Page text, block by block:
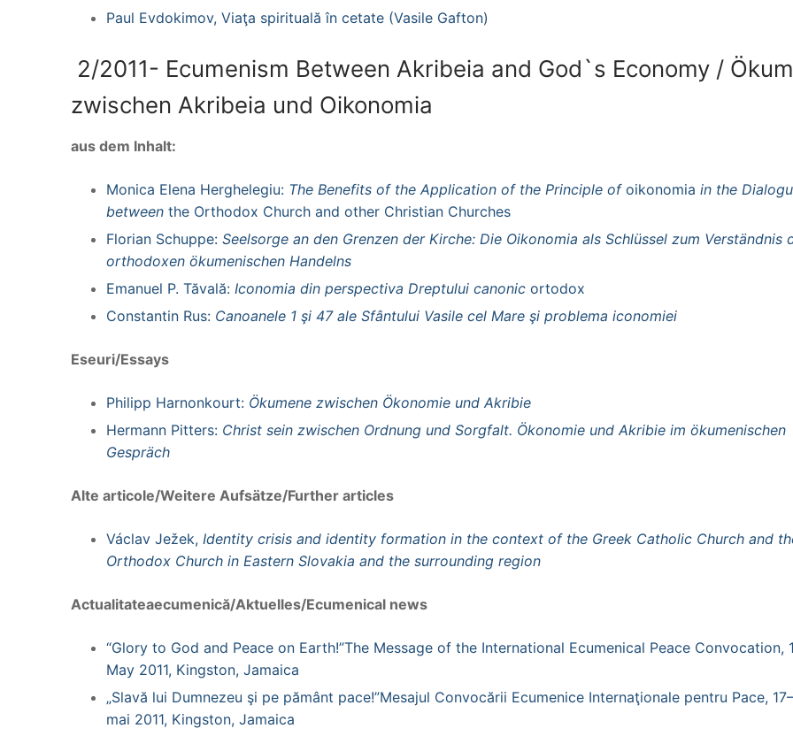
Paul Evdokimov, Viaţa spirituală în cetate (Vasile Gafton)
2/2011- Ecumenism Between Akribeia and God`s Economy /
zwischen Akribeia und Oikonomia
aus dem Inhalt:
Monica Elena Herghelegiu: The Benefits of the Application of the Principle of oikonomia in the
between the Orthodox Church and other Christian Churches
Florian Schuppe: Seelsorge an den Grenzen der Kirche: Die Oikonomia als Schlüssel zum Verständnis
orthodoxen ökumenischen Handelns
Emanuel P. Tăvală: Iconomia din perspectiva Dreptului canonic ortodox
Constantin Rus: Canoanele 1 şi 47 ale Sfântului Vasile cel Mare şi problema iconomiei
Eseuri/Essays
Philipp Harnonkourt: Ökumene zwischen Ökonomie und Akribie
Hermann Pitters: Christ sein zwischen Ordnung und Sorgfalt. Ökonomie und Akribie im ökumenischen
Gespräch
Alte articole/Weitere Aufsätze/Further articles
Václav Ježek, Identity crisis and identity formation in the context of the Greek Catholic Church and
Orthodox Church in Eastern Slovakia and the surrounding region
Actualitateaecumenică/Aktuelles/Ecumenical news
“Glory to God and Peace on Earth!”The Message of the International Ecumenical Peace Convocation,
May 2011, Kingston, Jamaica
„Slavă lui Dumnezeu şi pe pământ pace!”Mesajul Convocării Ecumenice Internaţionale pentru Pace,
mai 2011, Kingston, Jamaica